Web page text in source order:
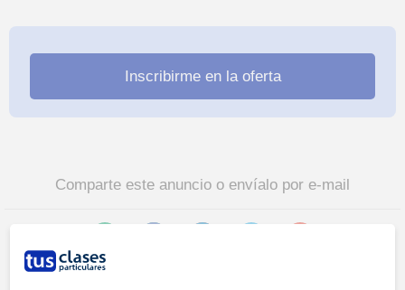
Comparte este anuncio o envíalo por e-mail